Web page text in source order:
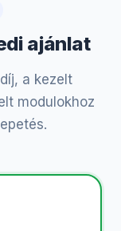
ajánlat
a kezelt
modulokhoz